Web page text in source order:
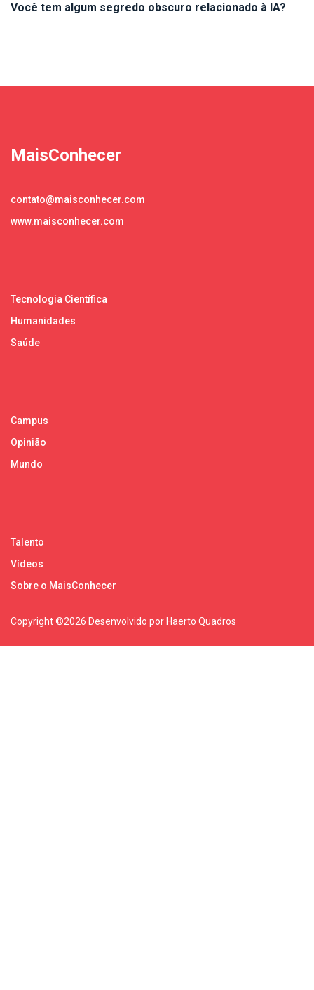
Você tem algum segredo obscuro relacionado à IA?
MaisConhecer
contato@maisconhecer.com
www.maisconhecer.com
Tecnologia Científica
Humanidades
Saúde
Campus
Opinião
Mundo
Talento
Vídeos
Sobre o MaisConhecer
Copyright ©2026 Desenvolvido por Haerto Quadros